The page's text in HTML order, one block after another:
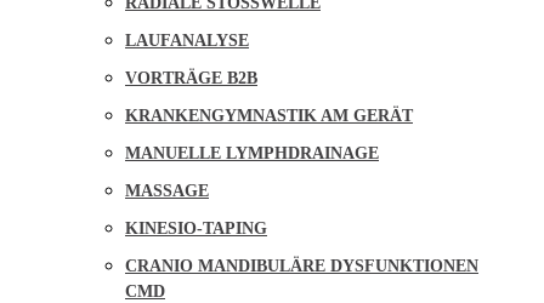
LAUFANALYSE
VORTRÄGE B2B
KRANKENGYMNASTIK AM GERÄT
MANUELLE LYMPHDRAINAGE
MASSAGE
KINESIO-TAPING
CRANIO MANDIBULÄRE DYSFUNKTIONEN
CMD